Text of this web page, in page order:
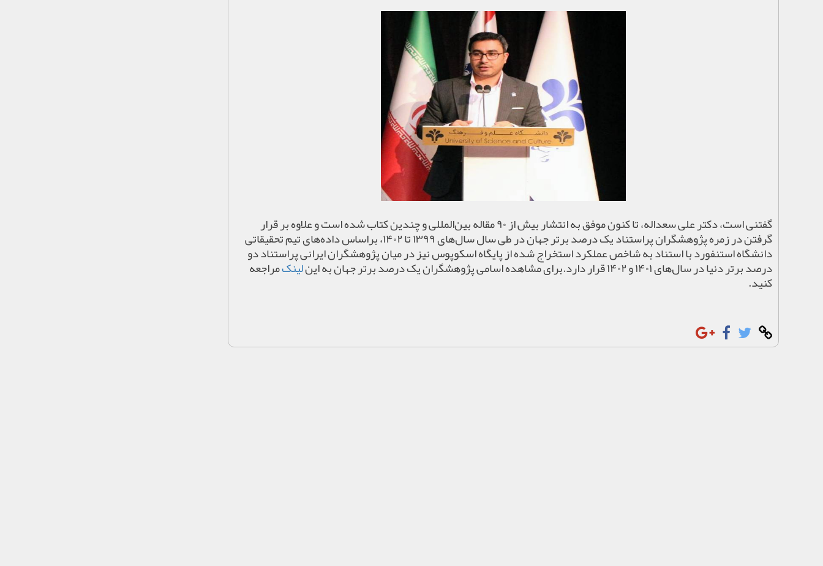
گفتنی است، دکتر علی سعداله، تا کنون موفق به انتشار بیش از۹۰مقاله بین‌المللی و چندین کتاب شده است و علاوه بر قرار
گرفتن در زمره پژوهشگران پراستناد یک درصد برتر جهان در طی سال سال‌های۱۳۹۹تا۱۴۰۲، براساس داده‌های تیم تحقیقاتی
دانشگاه استنفورد با استناد به شاخص عملکرد استخراج شده از پایگاه اسکوپوس نیز در میان پژوهشگران ایرانی پراستناد دو
درصد برتر دنیا در سال‌های۱۴۰۱و۱۴۰۲قرار دارد.برای مشاهده اسامی پژوهشگران یک درصد برتر جهان به اینلینکمراجعه
کنید.